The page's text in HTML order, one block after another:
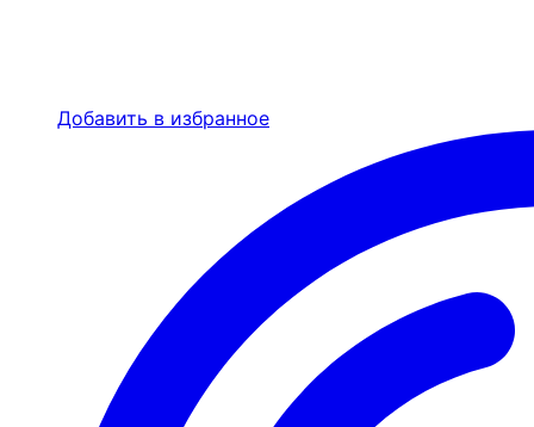
Добавить в избранное